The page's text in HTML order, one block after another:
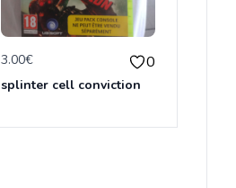
3.00€ 0
splinter cell conviction